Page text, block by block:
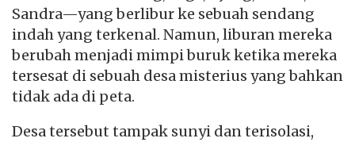
Sandra—yang berlibur ke sebuah sendang
indah yang terkenal. Namun, liburan mereka
berubah menjadi mimpi buruk ketika mereka
tersesat di sebuah desa misterius yang bahkan
tidak ada di peta.
Desa tersebut tampak sunyi dan terisolasi,